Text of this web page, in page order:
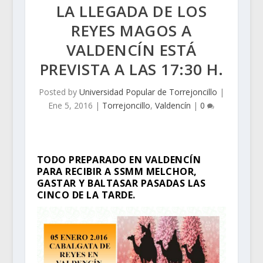
LA LLEGADA DE LOS
REYES MAGOS A
VALDENCÍN ESTÁ
PREVISTA A LAS 17:30 H.
Posted by Universidad Popular de Torrejoncillo |
Ene 5, 2016 | Torrejoncillo,Valdencín |0
TODO PREPARADO EN VALDENCÍN
PARA RECIBIR A SSMM MELCHOR,
GASTAR Y BALTASAR PASADAS LAS
CINCO DE LA TARDE.